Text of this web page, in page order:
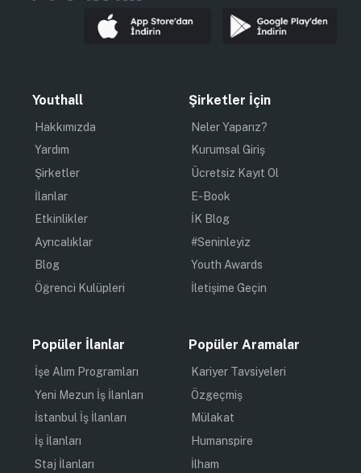
Youthall
Hakkımızda
Yardım
Şirketler
İlanlar
Etkinlikler
Ayrıcalıklar
Blog
Öğrenci Kulüpleri
Şirketler İçin
Neler Yaparız?
Kurumsal Giriş
Ücretsiz Kayıt Ol
E-Book
İK Blog
#Seninleyiz
Youth Awards
İletişime Geçin
Popüler İlanlar
İşe Alım Programları
Yeni Mezun İş İlanları
İstanbul İş İlanları
İş İlanları
Staj İlanları
Popüler Aramalar
Kariyer Tavsiyeleri
Özgeçmiş
Mülakat
Humanspire
İlham